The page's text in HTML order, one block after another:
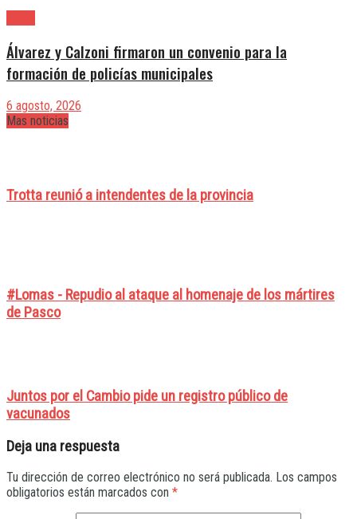
Álvarez y Calzoni firmaron un convenio para la
formación de policías municipales
6 agosto, 2026
Mas noticias
Trotta reunió a intendentes de la provincia
#Lomas - Repudio al ataque al homenaje de los mártires
de Pasco
Juntos por el Cambio pide un registro público de
vacunados
Deja una respuesta
Tu dirección de correo electrónico no será publicada. Los campos
obligatorios están marcados con *